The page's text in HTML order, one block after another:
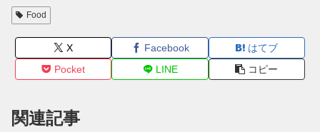
Food
X Facebook
はてブ
Pocket
LINE コピー
関連記事